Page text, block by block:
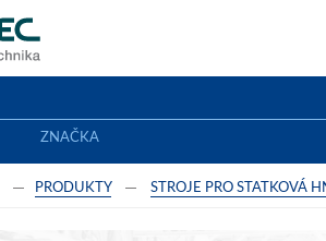
ZNAČKA
PRODUKTY STROJE PRO STATKOVÁ